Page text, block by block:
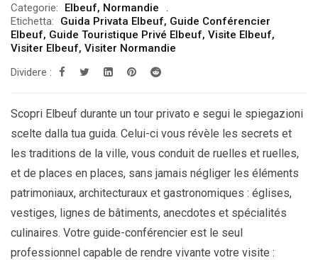
Categorie: Elbeuf, Normandie
Etichetta:
Guida Privata Elbeuf, Guide Conférencier
Elbeuf, Guide Touristique Privé Elbeuf, Visite Elbeuf,
Visiter Elbeuf, Visiter Normandie
Dividere :
Scopri Elbeuf durante un tour privato e segui le spiegazioni
scelte dalla tua guida. Celui-ci vous révèle les secrets et
les traditions de la ville, vous conduit de ruelles et ruelles,
et de places en places, sans jamais négliger les éléments
patrimoniaux, architecturaux et gastronomiques : églises,
vestiges, lignes de bâtiments, anecdotes et spécialités
culinaires. Votre guide-conférencier est le seul
professionnel capable de rendre vivante votre visite :